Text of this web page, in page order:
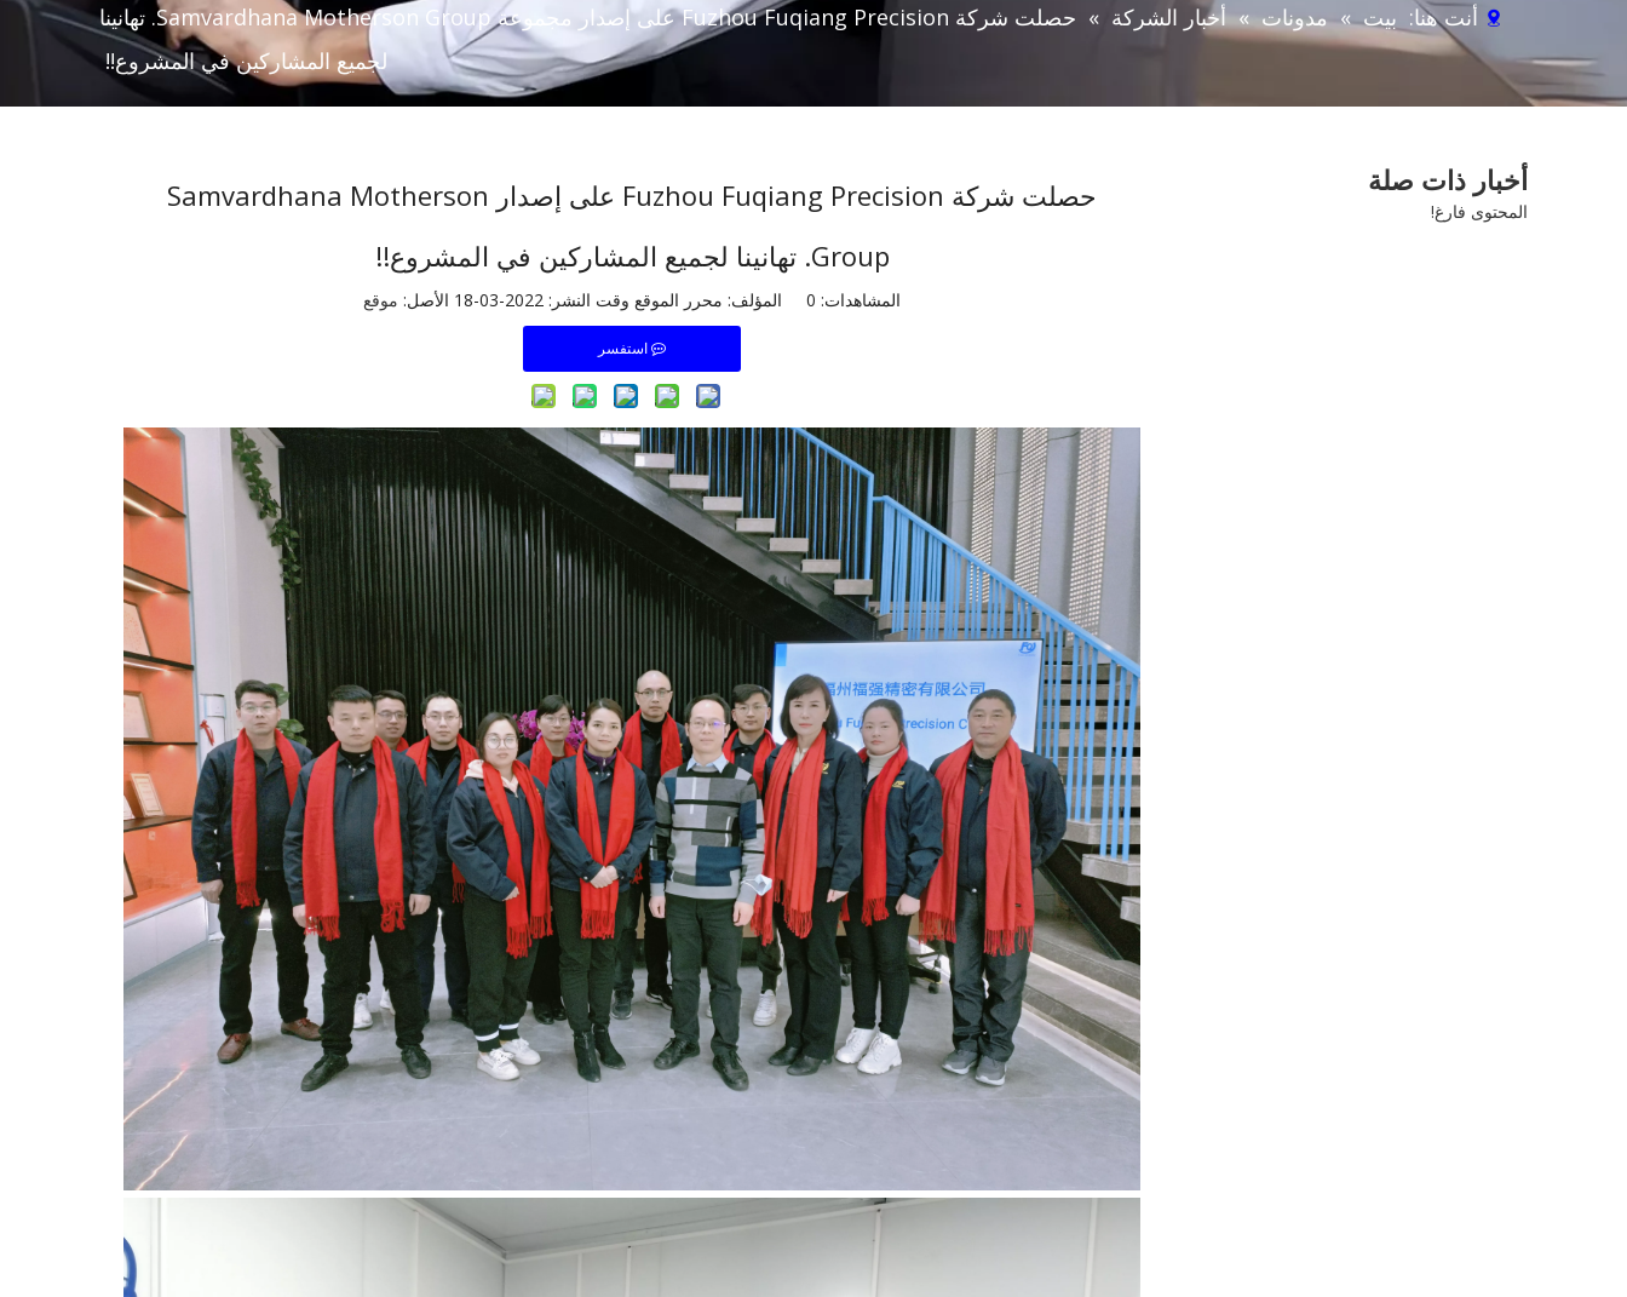
أنت هنا: بيت » مدونات » أخبار الشركة »
حصلت شركة Fuzhou Fuqiang Precision على إصدار مجموعة Samvardhana Motherson Group. تهانينا
لجميع المشاركين في المشروع!!
حصلت شركة Fuzhou Fuqiang Precision على إصدار Samvardhana Motherson
Group. تهانينا لجميع المشاركين في المشروع!!
المشاهدات: 0 المؤلف: محرر الموقع وقت النشر: 2022-03-18 الأصل: موقع
استفسر
أخبار ذات صلة
المحتوى فارغ!